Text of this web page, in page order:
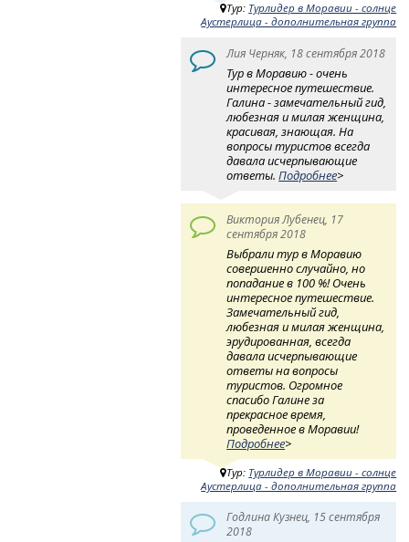
Тур: Турлидер в Моравии - солнце
Аустерлица - дополнительная группа
Лия Черняк, 18 сентября 2018
Тур в Моравию - очень
интересное путешествие.
Галина - замечательный гид,
любезная и милая женщина,
красивая, знающая. На
вопросы туристов всегда
давала исчерпывающие
ответы.Подробнее>
Виктория Лубенец, 17
сентября 2018
Выбрали тур в Моравию
совершенно случайно, но
попадание в 100 %! Очень
интересное путешествие.
Замечательный гид,
любезная и милая женщина,
эрудированная, всегда
давала исчерпывающие
ответы на вопросы
туристов. Огромное
спасибо Галине за
прекрасное время,
проведенное в Моравии!
Подробнее>
Тур: Турлидер в Моравии - солнце
Аустерлица - дополнительная группа
Годлина Кузнец, 15 сентября
2018